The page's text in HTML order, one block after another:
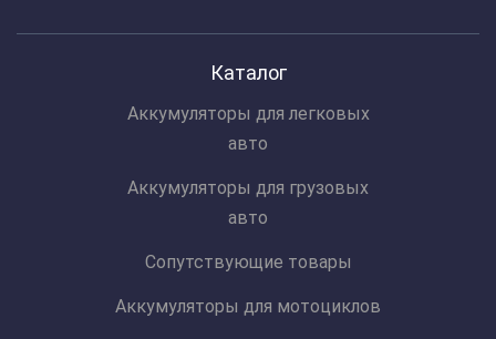
Каталог
Аккумуляторы для легковых
авто
Аккумуляторы для грузовых
авто
Сопутствующие товары
Аккумуляторы для мотоциклов